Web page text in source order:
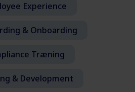
Experience
& Onboarding
Træning
& Development